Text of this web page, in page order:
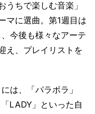
うちで楽しむ音楽」
マに選曲。第1週目は
今後も様々なアーテ
え、プレイリストを
は、「パラボラ」
LADY」といった自